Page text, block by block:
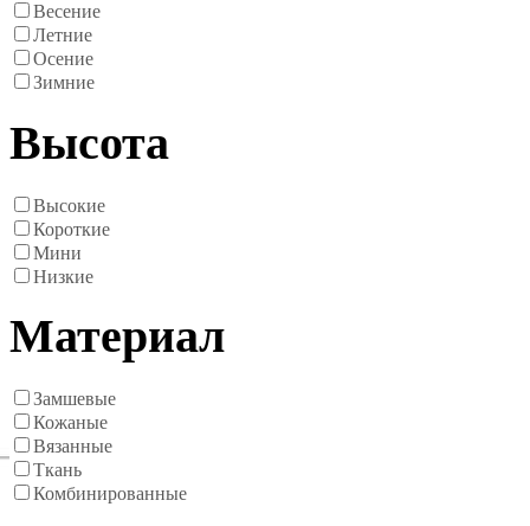
Весение
Летние
Осение
Зимние
Высота
Высокие
Короткие
Мини
Низкие
Материал
Замшевые
Кожаные
Вязанные
Ткань
Комбинированные